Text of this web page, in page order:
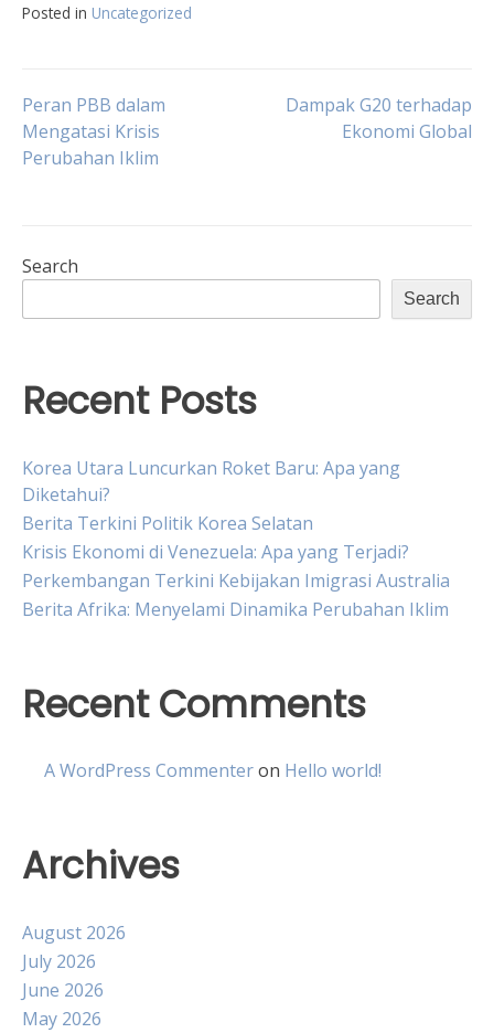
Posted in Uncategorized
Post
navigation
Peran PBB dalam
Mengatasi Krisis
Perubahan Iklim
Dampak G20 terhadap
Ekonomi Global
Search
Search
Recent Posts
Korea Utara Luncurkan Roket Baru: Apa yang
Diketahui?
Berita Terkini Politik Korea Selatan
Krisis Ekonomi di Venezuela: Apa yang Terjadi?
Perkembangan Terkini Kebijakan Imigrasi Australia
Berita Afrika: Menyelami Dinamika Perubahan Iklim
Recent Comments
A WordPress Commenteron Hello world!
Archives
August 2026
July 2026
June 2026
May 2026